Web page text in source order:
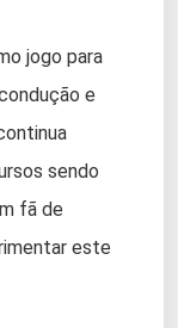
jogo para
e
sendo
fã de
este